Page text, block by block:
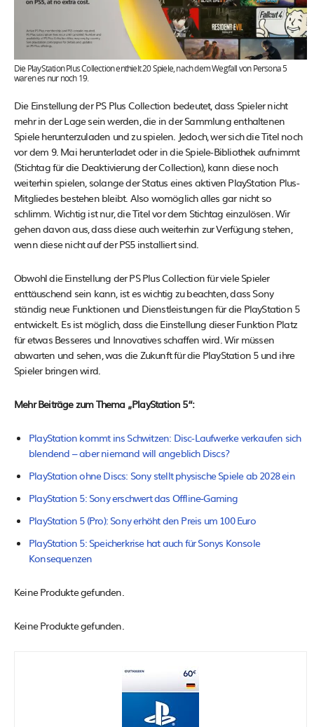
Die PlayStation Plus Collection enthielt 20 Spiele, nach dem Wegfall von Persona 5
waren es nur noch 19.
Die Einstellung der PS Plus Collection bedeutet, dass Spieler nicht
mehr in der Lage sein werden, die in der Sammlung enthaltenen
Spiele herunterzuladen und zu spielen. Jedoch, wer sich die Titel noch
vor dem 9. Mai herunterladet oder in die Spiele-Bibliothek aufnimmt
(Stichtag für die Deaktivierung der Collection), kann diese noch
weiterhin spielen, solange der Status eines aktiven PlayStation Plus-
Mitgliedes bestehen bleibt. Also womöglich alles gar nicht so
schlimm. Wichtig ist nur, die Titel vor dem Stichtag einzulösen. Wir
gehen davon aus, dass diese auch weiterhin zur Verfügung stehen,
wenn diese nicht auf der PS5 installiert sind.
Obwohl die Einstellung der PS Plus Collection für viele Spieler
enttäuschend sein kann, ist es wichtig zu beachten, dass Sony
ständig neue Funktionen und Dienstleistungen für die PlayStation 5
entwickelt. Es ist möglich, dass die Einstellung dieser Funktion Platz
für etwas Besseres und Innovatives schaffen wird. Wir müssen
abwarten und sehen, was die Zukunft für die PlayStation 5 und ihre
Spieler bringen wird.
Mehr Beiträge zum Thema „PlayStation 5“:
PlayStation kommt ins Schwitzen: Disc-Laufwerke verkaufen sich
blendend – aber niemand will angeblich Discs?
PlayStation ohne Discs: Sony stellt physische Spiele ab 2028 ein
PlayStation 5: Sony erschwert das Offline-Gaming
PlayStation 5 (Pro): Sony erhöht den Preis um 100 Euro
PlayStation 5: Speicherkrise hat auch für Sonys Konsole
Konsequenzen
Keine Produkte gefunden.
Keine Produkte gefunden.